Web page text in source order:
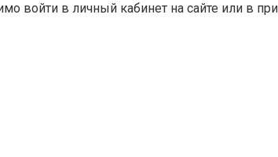
войти в личный кабинет на сайте или в